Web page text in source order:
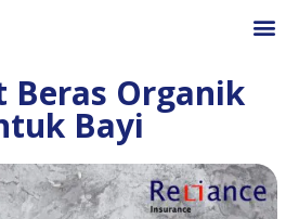
Beras Organik
Bayi